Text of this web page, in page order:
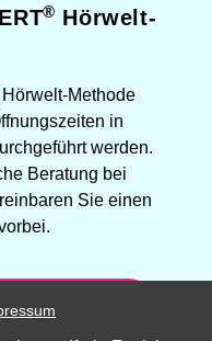
® Hörwelt-
Hörwelt-Methode
in
werden.
Beratung bei
Sie einen
vereinbaren »